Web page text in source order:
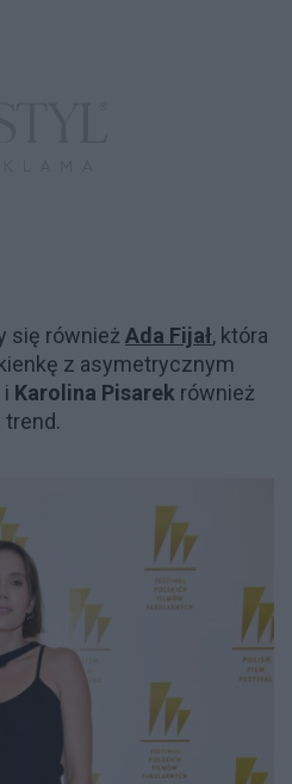
się również Ada Fijał, która
z asymetrycznym
i Karolina Pisarek również
trend.